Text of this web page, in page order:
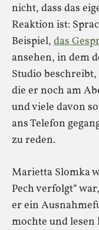
nicht, dass das
Reaktion ist:
Beispiel, das
ansehen, in dem
Studio
die er noch am
und viele davon
ans Telefon
zu reden.
Marietta Slomka
Pech verfolgt“
er ein
mochte und